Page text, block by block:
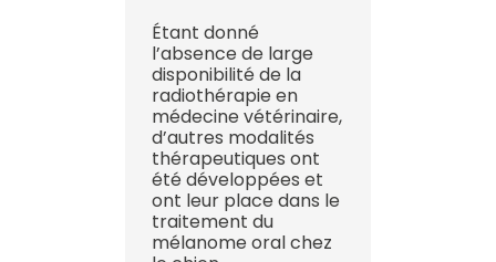
Étant donné
l’absence de large
disponibilité de la
radiothérapie en
médecine vétérinaire,
d’autres modalités
thérapeutiques ont
été développées et
ont leur place dans le
traitement du
mélanome oral chez